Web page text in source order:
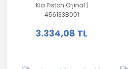
Kia Piston Orjinal |
456133B001
3.334,08 TL